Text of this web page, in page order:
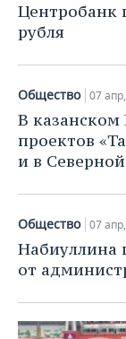
Центробанк
рубля
Общество 07
В
проектов
и в
Общество 07
Набиуллина
от